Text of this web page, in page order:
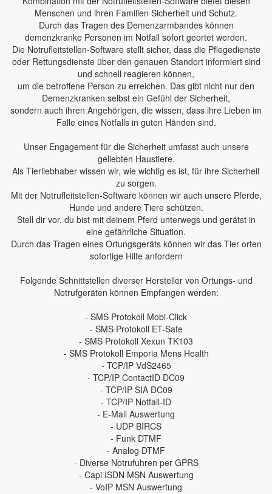
Menschen und ihren Familien Sicherheit und Schutz.
Durch das Tragen des Demenzarmbandes können
demenzkranke Personen im Notfall sofort geortet werden.
Die Notrufleitstellen-Software stellt sicher, dass die Pflegedienste
oder Rettungsdienste über den genauen Standort informiert sind
und schnell reagieren können,
um die betroffene Person zu erreichen. Das gibt nicht nur den
Demenzkranken selbst ein Gefühl der Sicherheit,
sondern auch ihren Angehörigen, die wissen, dass ihre Lieben im
Falle eines Notfalls in guten Händen sind.
Unser Engagement für die Sicherheit umfasst auch unsere
geliebten Haustiere.
Als Tierliebhaber wissen wir, wie wichtig es ist, für ihre Sicherheit
zu sorgen.
Mit der Notrufleitstellen-Software können wir auch unsere Pferde,
Hunde und andere Tiere schützen.
Stell dir vor, du bist mit deinem Pferd unterwegs und gerätst in
eine gefährliche Situation.
Durch das Tragen eines Ortungsgeräts können wir das Tier orten
sofortige Hilfe anfordern
Folgende Schnittstellen diverser Hersteller von Ortungs- und
Notrufgeräten können Empfangen werden:
- SMS Protokoll Mobi-Click
- SMS Protokoll ET-Safe
- SMS Protokoll Xexun TK103
- SMS Protokoll Emporia Mens Health
- TCP/IP VdS2465
- TCP/IP ContactID DC09
- TCP/IP SIA DC09
- TCP/IP Notfall-ID
- E-Mail Auswertung
- UDP BIRCS
- Funk DTMF
- Analog DTMF
- Diverse Notrufuhren per GPRS
- Capi ISDN MSN Auswertung
- VoIP MSN Auswertung